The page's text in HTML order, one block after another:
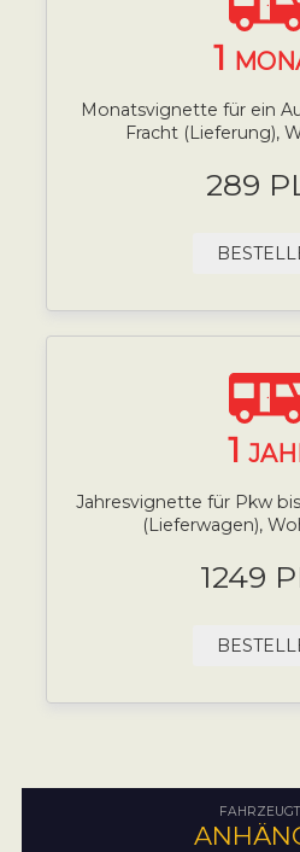
1
Monatsvignette für ein
Fracht (Lieferung),
289
1
Jahresvignette für Pkw
(Lieferwagen),
1249